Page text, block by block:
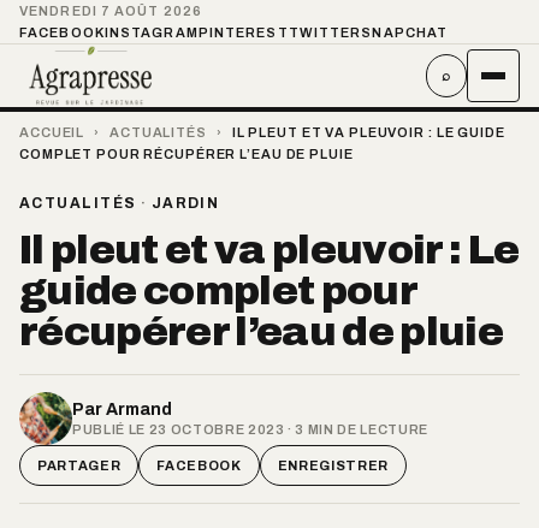
VENDREDI 7 AOÛT 2026
FACEBOOKINSTAGRAMPINTEREST TWITTER SNAPCHAT
⌕
ACCUEIL › ACTUALITÉS ›
IL PLEUT ET VA PLEUVOIR : LE GUIDE
COMPLET POUR RÉCUPÉRER L’EAU DE PLUIE
ACTUALITÉS · JARDIN
Il pleut et va pleuvoir : Le
guide complet pour
récupérer l’eau de pluie
Par Armand
PUBLIÉ LE 23 OCTOBRE 2023 · 3 MIN DE LECTURE
PARTAGER FACEBOOK ENREGISTRER